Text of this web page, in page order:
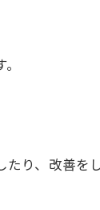
り、改善を